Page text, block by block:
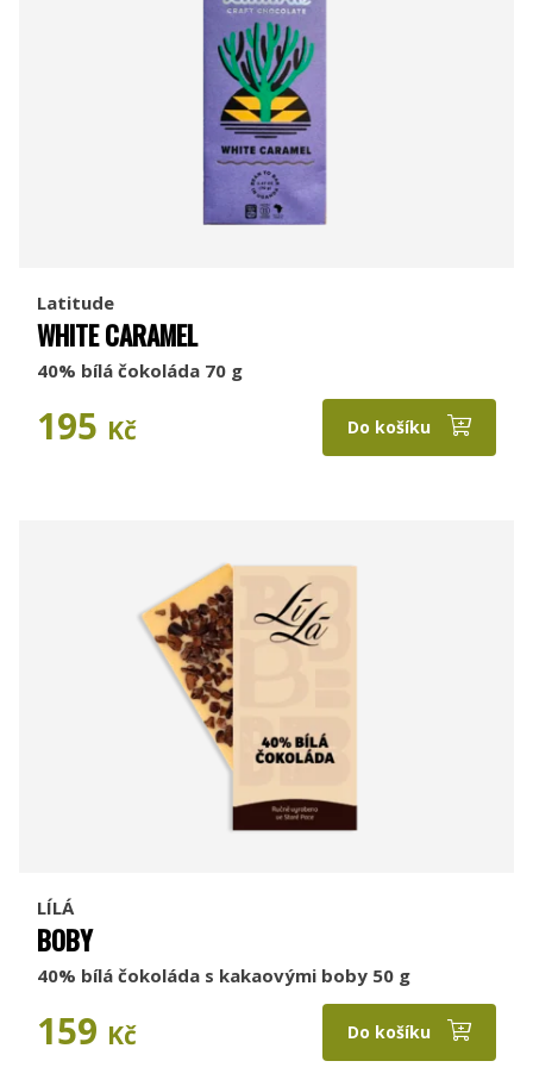
Latitude
WHITE CARAMEL
40% bílá čokoláda 70 g
195 Kč Do košíku
LÍLÁ
BOBY
40% bílá čokoláda s kakaovými boby 50 g
159 Kč Do košíku